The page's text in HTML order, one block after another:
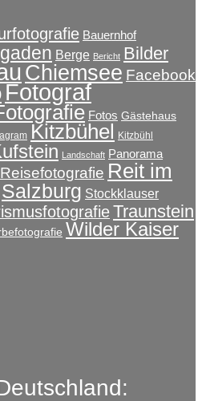
auf
der
Produktseite
gewählt
werden
Bauernhof
Berge Bericht Bilder
Chiemsee Facebook
Fotograf
Fotos Gästehaus
Kitzbühel Kitzbühl
Landschaft Panorama
Reisefotografie Reit im
Salzburg Stockklauser
Traunstein
Wilder Kaiser